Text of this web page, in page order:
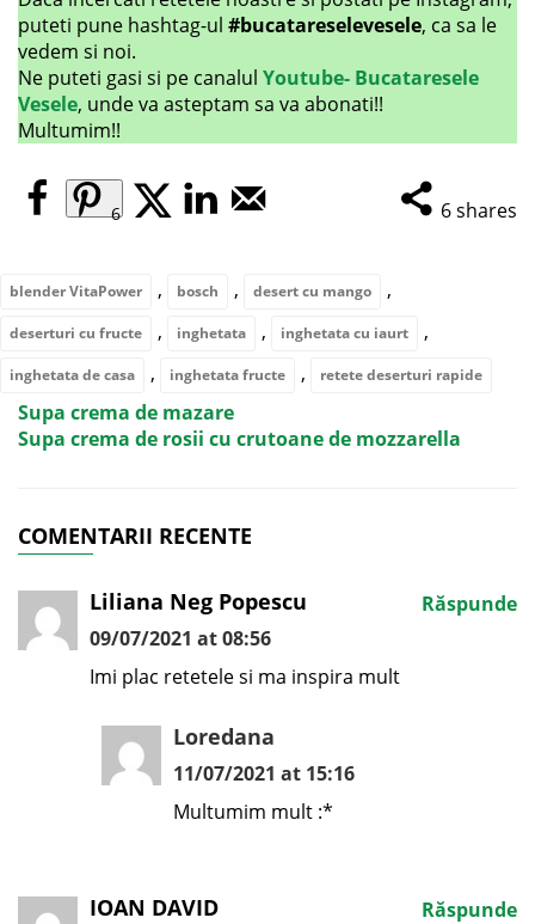
puteti pune hashtag-ul #bucatareselevesele, ca sa le
vedem si noi.
Ne puteti gasi si pe canalul Youtube- Bucataresele
Vesele, unde va asteptam sa va abonati!!
Multumim!!
6shares
6
blender VitaPower , bosch , desert cu mango ,
deserturi cu fructe , inghetata , inghetata cu iaurt ,
inghetata de casa , inghetata fructe , retete deserturi rapide
Supa crema de mazare
Supa crema de rosii cu crutoane de mozzarella
COMENTARII RECENTE
Liliana Neg Popescu
09/07/2021 at 08:56
Imi plac retetele si ma inspira mult
Răspunde
Loredana
11/07/2021 at 15:16
Multumim mult :*
IOAN DAVID Răspunde